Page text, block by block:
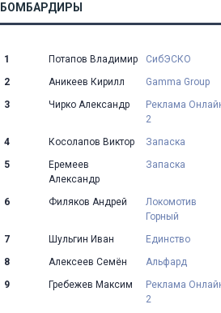
БОМБАРДИРЫ
1
Потапов Владимир СибЭСКО
2
Аникеев Кирилл Gamma Group
3
Чирко Александр
Реклама
2
4
Косолапов Виктор Запаска
5
Еремеев
Александр
Запаска
6 Филяков Андрей
Локомотив
Горный
7 Шульгин Иван Единство
8
Алексеев Семён Альфард
9
Гребежев Максим
Реклама
2